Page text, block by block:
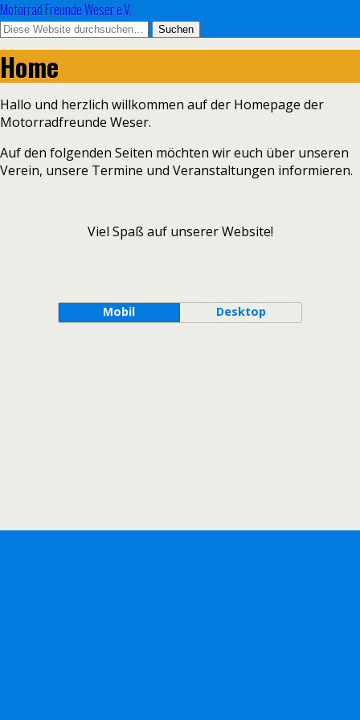
Motorrad Freunde Weser e.V.
Home
Hallo und herzlich willkommen auf der Homepage der
Motorradfreunde Weser.
Auf den folgenden Seiten möchten wir euch über unseren
Verein, unsere Termine und Veranstaltungen informieren.
Viel Spaß auf unserer Website!
Mobil Desktop